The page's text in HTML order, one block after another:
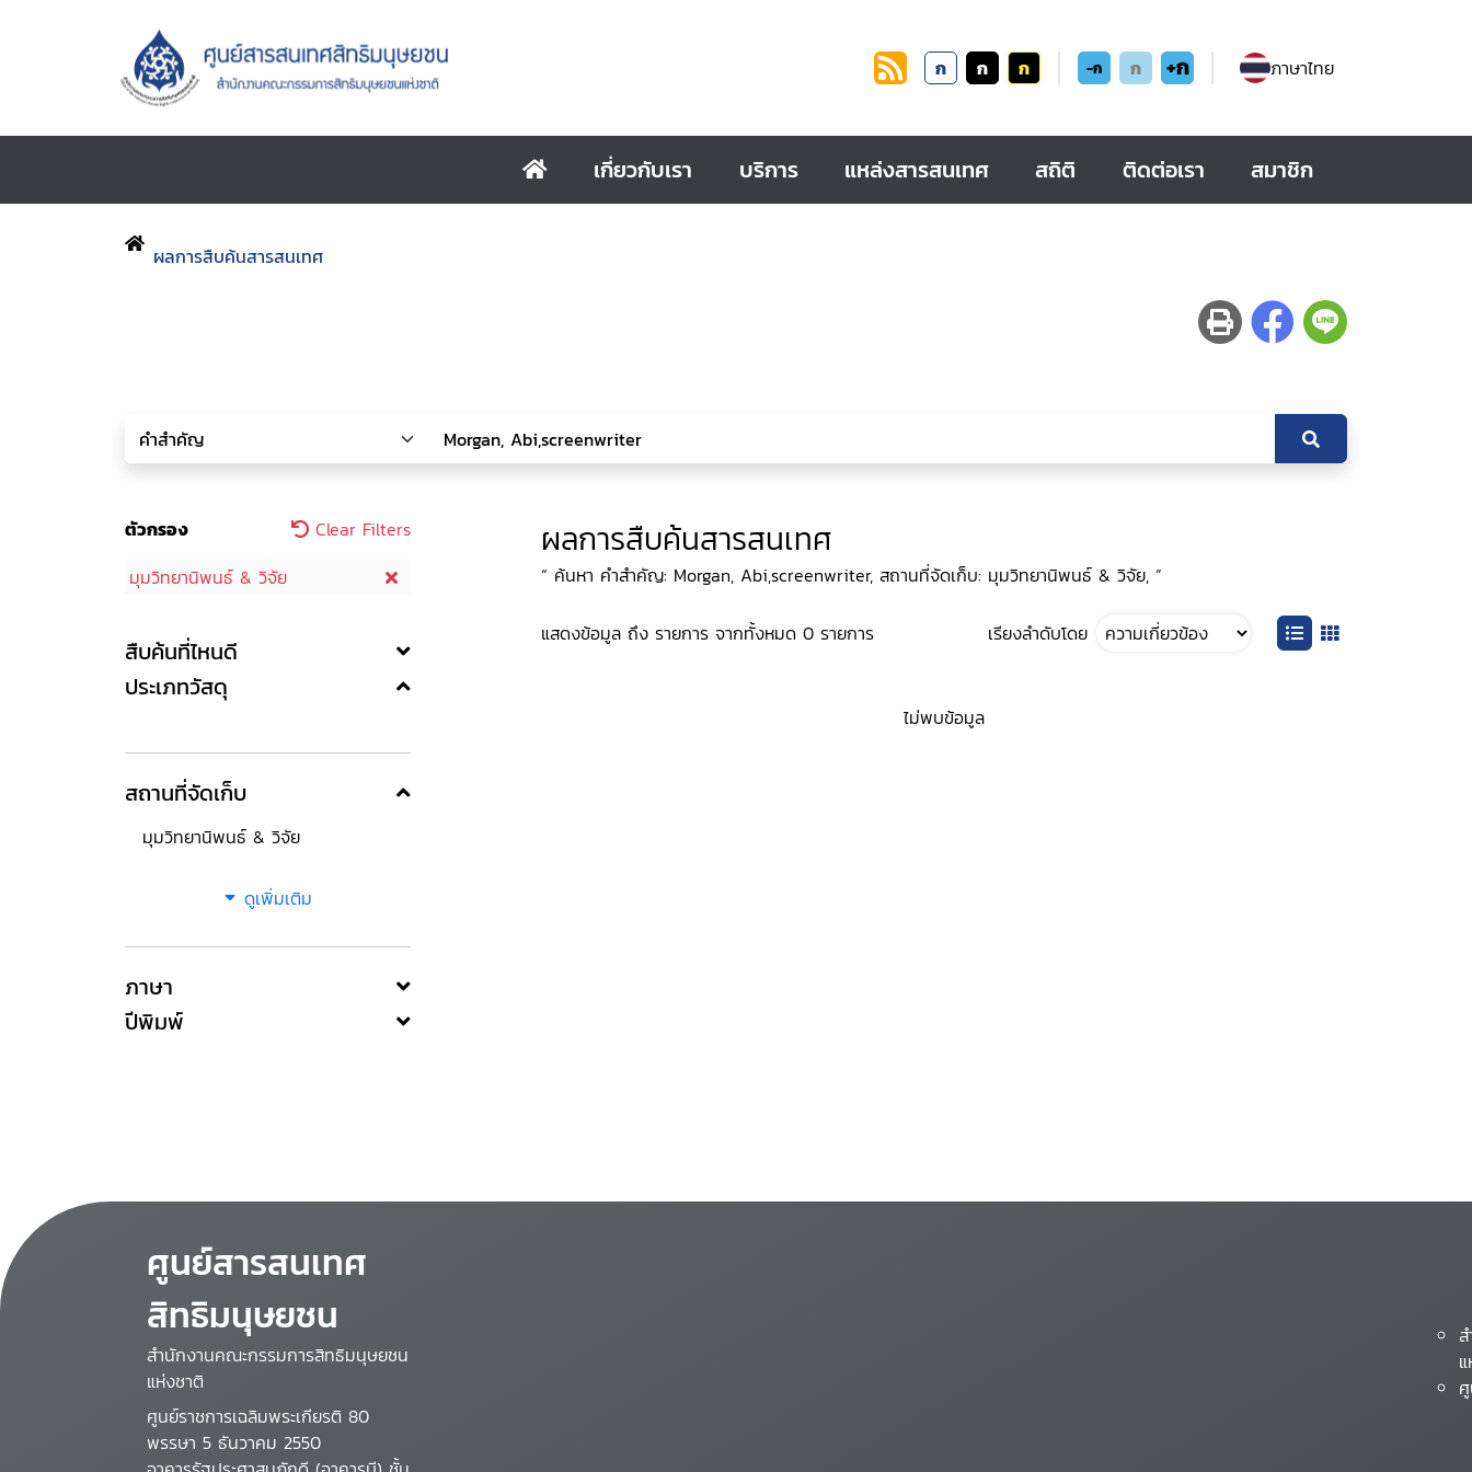
ก ก ก -ก ก +ก ภาษาไทย
เกี่ยวกับเรา บริการ แหล่งสารสนเทศ สถิติ ติดต่อเรา สมาชิก
ผลการสืบค้นสารสนเทศ
ตัวกรอง
Clear Filters
มุมวิทยานิพนธ์ & วิจัย
สืบค้นที่ไหนดี
ประเภทวัสดุ
สถานที่จัดเก็บ
มุมวิทยานิพนธ์ & วิจัย
ดูเพิ่มเติม
ภาษา
ปีพิมพ์
ผลการสืบค้นสารสนเทศ
“ ค้นหา คำสำคัญ: Morgan, Abi,screenwriter, สถานที่จัดเก็บ: มุมวิทยานิพนธ์ & วิจัย, ”
แสดงข้อมูล ถึง รายการ จากทั้งหมด 0 รายการ เรียงลำดับโดย
ไม่พบข้อมูล
ศูนย์สารสนเทศ
สิทธิมนุษยชน
สำนักงานคณะกรรมการสิทธิมนุษยชน
แห่งชาติ
ศูนย์ราชการเฉลิมพระเกียรติ 80
พรรษา 5 ธันวาคม 2550